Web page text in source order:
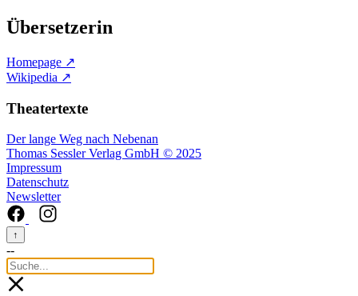
Übersetzerin
Homepage ↗
Wikipedia ↗
Theatertexte
Der lange Weg nach Nebenan
Thomas Sessler Verlag GmbH © 2025
Impressum
Datenschutz
Newsletter
↑
--